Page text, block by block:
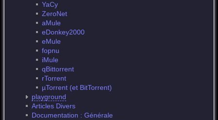
YaCy
ZeroNet
aMule
eDonkey2000
eMule
fopnu
iMule
qBittorrent
rTorrent
µTorrent (et BitTorrent)
playground
Articles Divers
Documentation : Générale